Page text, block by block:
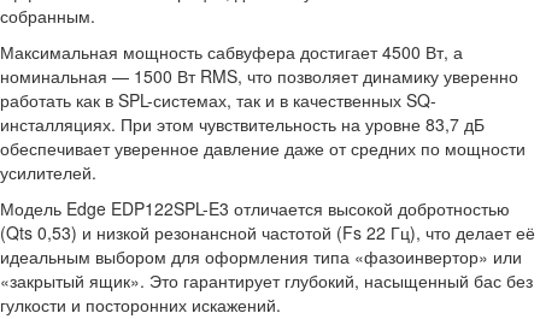
собранным.
Максимальная мощность сабвуфера достигает 4500 Вт, а
номинальная — 1500 Вт RMS, что позволяет динамику уверенно
работать как в SPL-системах, так и в качественных SQ-
инсталляциях. При этом чувствительность на уровне 83,7 дБ
обеспечивает уверенное давление даже от средних по мощности
усилителей.
Модель Edge EDP122SPL-E3 отличается высокой добротностью
(Qts 0,53) и низкой резонансной частотой (Fs 22 Гц), что делает её
идеальным выбором для оформления типа «фазоинвертор» или
«закрытый ящик». Это гарантирует глубокий, насыщенный бас без
гулкости и посторонних искажений.